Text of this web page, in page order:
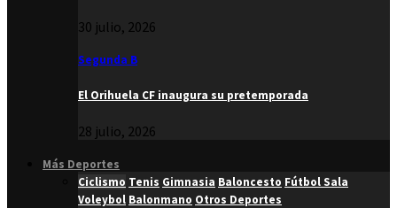
30 julio, 2026
Segunda B
El Orihuela CF inaugura su pretemporada
28 julio, 2026
Más Deportes
Ciclismo Tenis Gimnasia Baloncesto Fútbol Sala
Voleybol Balonmano Otros Deportes